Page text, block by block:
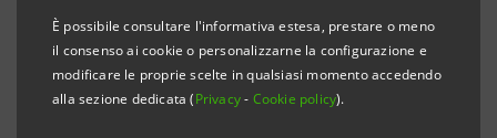
È possibile consultare l'informativa estesa, prestare o meno
il consenso ai cookie o personalizzarne la configurazione e
modificare le proprie scelte in qualsiasi momento accedendo
alla sezione dedicata (Privacy- Cookie policy).
paesaggio e parlando di Orte lanciò l’allarme verso
quei “corpi estranei che disturbano la perfezione
della natura e delle città”. Da quel 1974, da quelle
immagini eloquenti di un borgo medievale “perfetto”